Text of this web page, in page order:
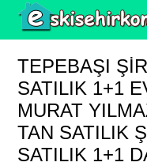
TEPEBAŞI
SATILIK 1+1
MURAT
TAN SATILIK
SATILIK 1+1